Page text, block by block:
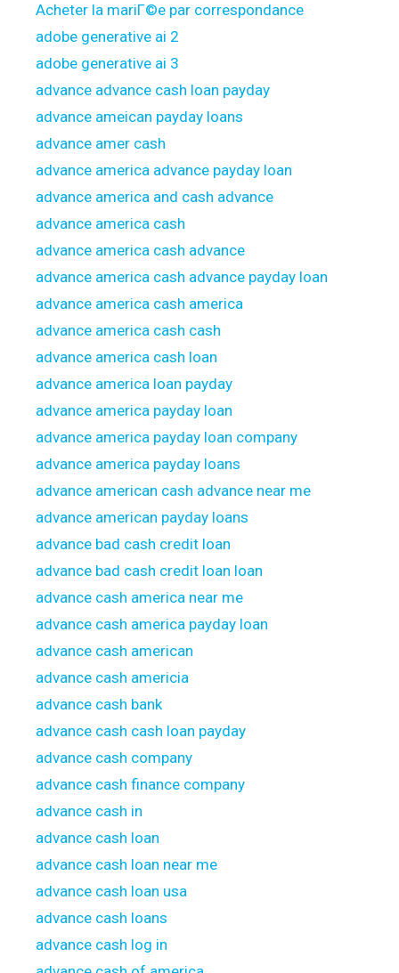
Acheter la mariГ©e par correspondance
adobe generative ai 2
adobe generative ai 3
advance advance cash loan payday
advance ameican payday loans
advance amer cash
advance america advance payday loan
advance america and cash advance
advance america cash
advance america cash advance
advance america cash advance payday loan
advance america cash america
advance america cash cash
advance america cash loan
advance america loan payday
advance america payday loan
advance america payday loan company
advance america payday loans
advance american cash advance near me
advance american payday loans
advance bad cash credit loan
advance bad cash credit loan loan
advance cash america near me
advance cash america payday loan
advance cash american
advance cash americia
advance cash bank
advance cash cash loan payday
advance cash company
advance cash finance company
advance cash in
advance cash loan
advance cash loan near me
advance cash loan usa
advance cash loans
advance cash log in